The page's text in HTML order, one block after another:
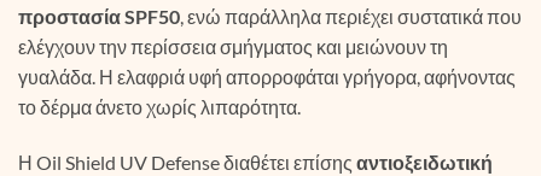
προστασία SPF50, ενώ παράλληλα περιέχει συστατικά που
ελέγχουν την περίσσεια σμήγματος και μειώνουν τη
γυαλάδα. Η ελαφριά υφή απορροφάται γρήγορα, αφήνοντας
το δέρμα άνετο χωρίς λιπαρότητα.
Η Oil Shield UV Defense διαθέτει επίσης αντιοξειδωτική